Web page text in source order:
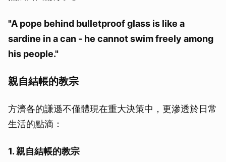
"A pope behind bulletproof glass is like a
sardine in a can - he cannot swim freely among
his people."
親自結帳的教宗
方濟各的謙遜不僅體現在重大決策中，更滲透於日常
生活的點滴：
1. 親自結帳的教宗